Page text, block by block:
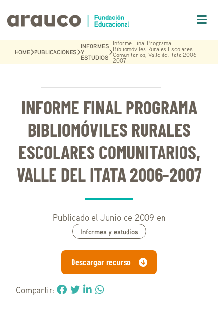
HOME PUBLICACIONES
INFORMES
Y
ESTUDIOS
Informe Final Programa
Bibliomóviles Rurales Escolares
Comunitarios, Valle del Itata 2006-
2007
INFORME FINAL PROGRAMA
BIBLIOMÓVILES RURALES
ESCOLARES COMUNITARIOS,
VALLE DEL ITATA 2006-2007
Publicado el Junio de 2009 en
Informes y estudios
Descargar recurso
Compartir: